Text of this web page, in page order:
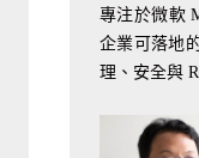
專注於微軟
企業可落地
理、安全與